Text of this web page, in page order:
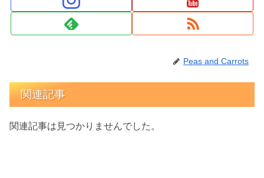
Peas and Carrots
関連記事
関連記事は見つかりませんでした。